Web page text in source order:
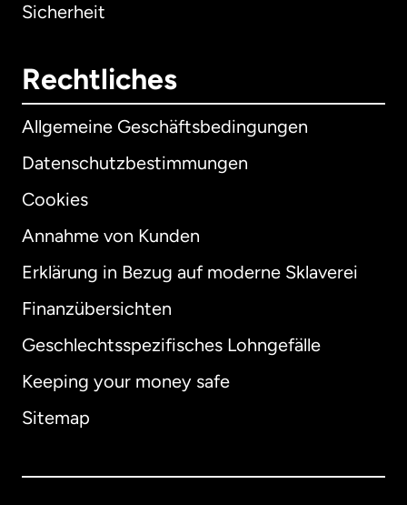
Sicherheit
Rechtliches
Allgemeine Geschäftsbedingungen
Datenschutzbestimmungen
Cookies
Annahme von Kunden
Erklärung in Bezug auf moderne Sklaverei
Finanzübersichten
Geschlechtsspezifisches Lohngefälle
Keeping your money safe
Sitemap
International English
Australien